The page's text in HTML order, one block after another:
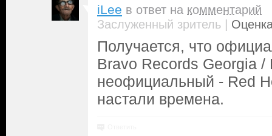
iLee в ответ на комментарий
Заслуженный зритель |
Получается, что
Bravo Records Georgia
неофициальный - Red
настали времена.